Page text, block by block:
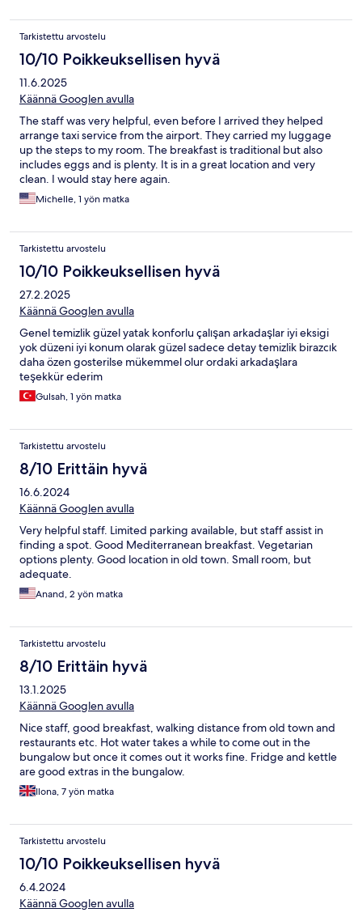
Tarkistettu arvostelu
10/10 Poikkeuksellisen hyvä
11.6.2025
Käännä Googlen avulla
The staff was very helpful, even before I arrived they helped
arrange taxi service from the airport. They carried my luggage
up the steps to my room. The breakfast is traditional but also
includes eggs and is plenty. It is in a great location and very
clean. I would stay here again.
Michelle, 1 yön matka
Tarkistettu arvostelu
10/10 Poikkeuksellisen hyvä
27.2.2025
Käännä Googlen avulla
Genel temizlik güzel yatak konforlu çalışan arkadaşlar iyi eksigi
yok düzeni iyi konum olarak güzel sadece detay temizlik birazcık
daha özen gosterilse mükemmel olur ordaki arkadaşlara
teşekkür ederim
Gulsah, 1 yön matka
Tarkistettu arvostelu
8/10 Erittäin hyvä
16.6.2024
Käännä Googlen avulla
Very helpful staff. Limited parking available, but staff assist in
finding a spot. Good Mediterranean breakfast. Vegetarian
options plenty. Good location in old town. Small room, but
adequate.
Anand, 2 yön matka
Tarkistettu arvostelu
8/10 Erittäin hyvä
13.1.2025
Käännä Googlen avulla
Nice staff, good breakfast, walking distance from old town and
restaurants etc. Hot water takes a while to come out in the
bungalow but once it comes out it works fine. Fridge and kettle
are good extras in the bungalow.
Ilona, 7 yön matka
Tarkistettu arvostelu
10/10 Poikkeuksellisen hyvä
6.4.2024
Käännä Googlen avulla